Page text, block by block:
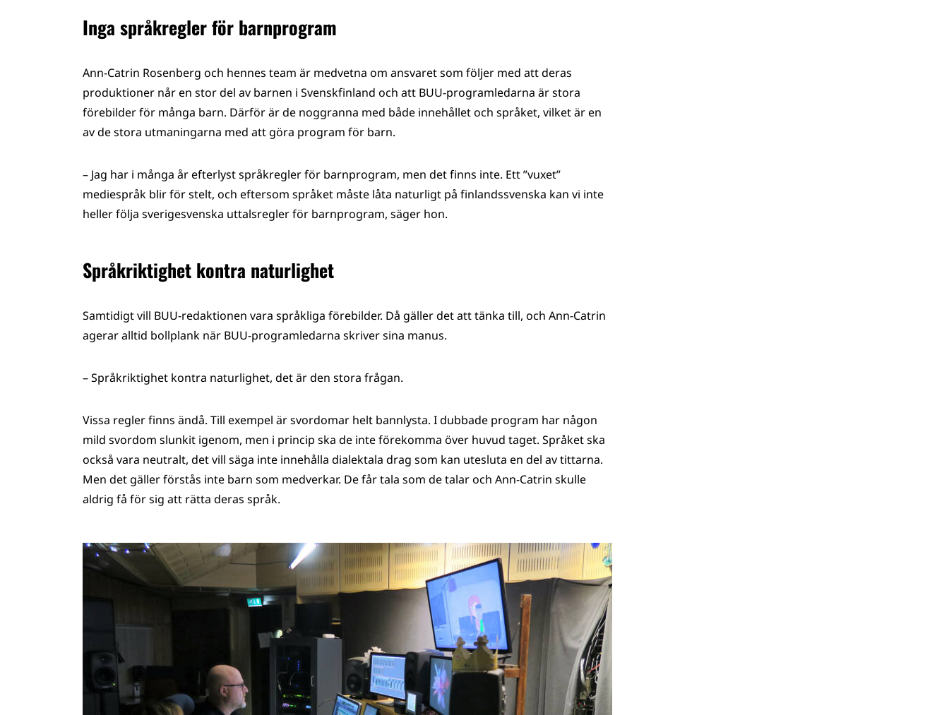
Inga språkregler för barnprogram
Ann-Catrin Rosenberg och hennes team är medvetna om ansvaret som följer med att deras
produktioner når en stor del av barnen i Svenskfinland och att BUU-programledarna är stora
förebilder för många barn. Därför är de noggranna med både innehållet och språket, vilket är en
av de stora utmaningarna med att göra program för barn.
– Jag har i många år efterlyst språkregler för barnprogram, men det finns inte. Ett ”vuxet”
mediespråk blir för stelt, och eftersom språket måste låta naturligt på finlandssvenska kan vi inte
heller följa sverigesvenska uttalsregler för barnprogram, säger hon.
Språkriktighet kontra naturlighet
Samtidigt vill BUU-redaktionen vara språkliga förebilder. Då gäller det att tänka till, och Ann-Catrin
agerar alltid bollplank när BUU-programledarna skriver sina manus.
– Språkriktighet kontra naturlighet, det är den stora frågan.
Vissa regler finns ändå. Till exempel är svordomar helt bannlysta. I dubbade program har någon
mild svordom slunkit igenom, men i princip ska de inte förekomma över huvud taget. Språket ska
också vara neutralt, det vill säga inte innehålla dialektala drag som kan utesluta en del av tittarna.
Men det gäller förstås inte barn som medverkar. De får tala som de talar och Ann-Catrin skulle
aldrig få för sig att rätta deras språk.